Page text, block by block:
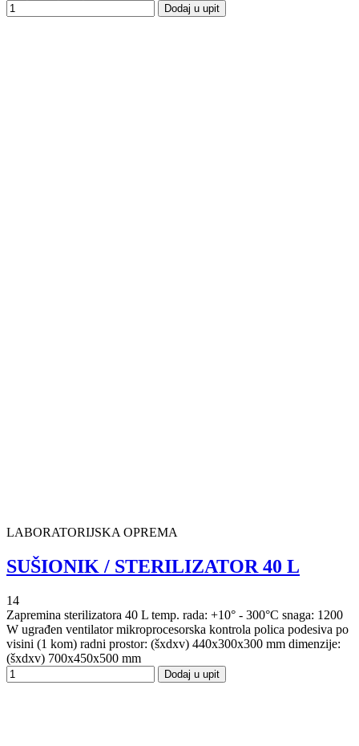
Dodaj u upit
LABORATORIJSKA OPREMA
SUŠIONIK / STERILIZATOR 40 L
14
Zapremina sterilizatora 40 L temp. rada: +10° - 300°C snaga: 1200
W ugrađen ventilator mikroprocesorska kontrola polica podesiva po
visini (1 kom) radni prostor: (šxdxv) 440x300x300 mm dimenzije:
(šxdxv) 700x450x500 mm
Dodaj u upit